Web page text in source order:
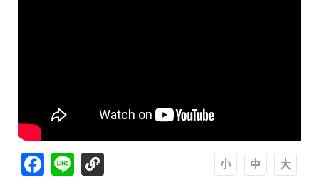
Facebook
Line